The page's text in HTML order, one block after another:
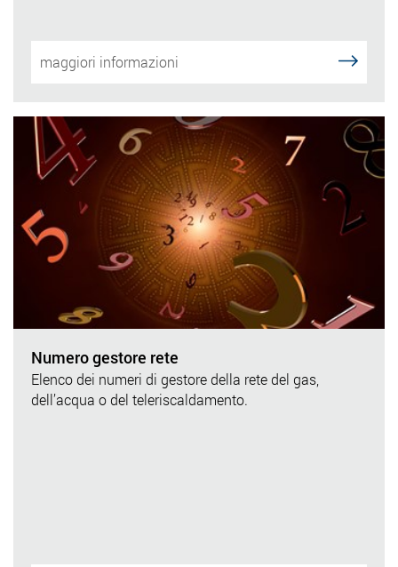
maggiori informazioni
Numero gestore rete
Elenco dei numeri di gestore della rete del gas,
dell’acqua o del teleriscaldamento.